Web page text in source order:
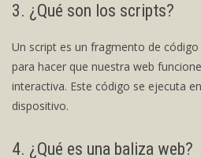
3. ¿Qué son los scripts?
Un script es un fragmento de
para hacer que nuestra web
interactiva. Este código se ejecuta
dispositivo.
4. ¿Qué es una baliza web?